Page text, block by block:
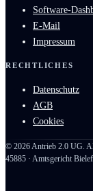
Software-
E-Mail
Impressum
RECHTLICHES
Datenschutz
AGB
Cookies
© 2026 Antrieb 2.0 UG.
45885 · Amtsgericht